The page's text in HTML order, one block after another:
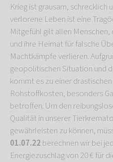
Krieg ist grausam, schrecklich
verlorene Leben ist eine
Mitgefühl gilt allen Menschen,
und ihre Heimat für falsche
Machtkämpfe verlieren.
geopolitischen Situation und
kommt es zu einer
Rohstoffkosten, besonders
betroffen. Um den
Qualität in unserer
gewährleisten zu können,
01.07.22 berechnen wir bei
Energiezuschlag von 20 € für